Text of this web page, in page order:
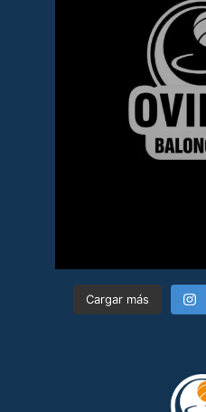
Cargar más